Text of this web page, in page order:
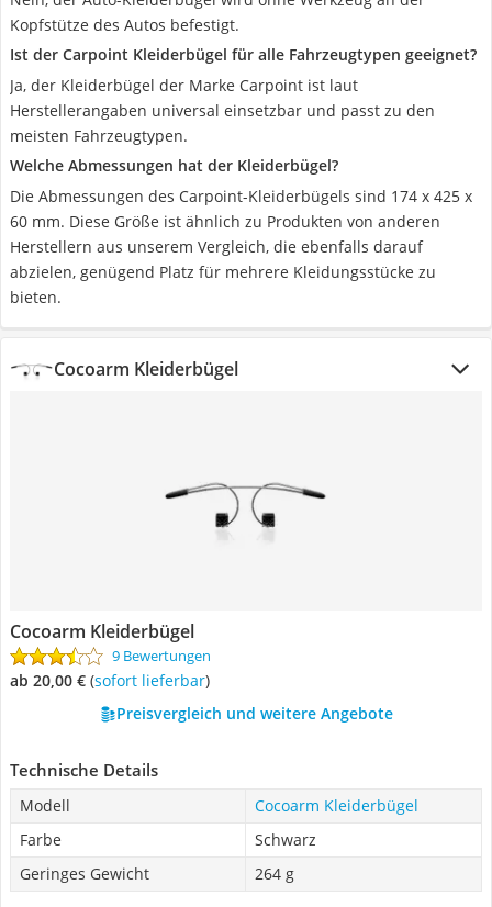
Kopfstütze des Autos befestigt.
Ist der Carpoint Kleiderbügel für alle Fahrzeugtypen geeignet?
Ja, der Kleiderbügel der Marke Carpoint ist laut
Herstellerangaben universal einsetzbar und passt zu den
meisten Fahrzeugtypen.
Welche Abmessungen hat der Kleiderbügel?
Die Abmessungen des Carpoint-Kleiderbügels sind 174 x 425 x
60 mm. Diese Größe ist ähnlich zu Produkten von anderen
Herstellern aus unserem Vergleich, die ebenfalls darauf
abzielen, genügend Platz für mehrere Kleidungsstücke zu
bieten.
Cocoarm Kleiderbügel
Cocoarm Kleiderbügel
9 Bewertungen
ab 20,00 € ( Sofort lieferbar)
Preisvergleich und weitere Angebote
Technische Details
Modell
Cocoarm Kleiderbügel
Farbe
Schwarz
Geringes Gewicht
‎264 g